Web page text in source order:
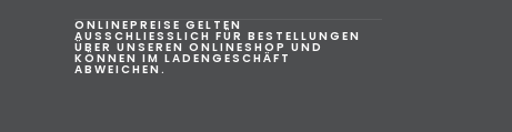
ONLINEPREISE GELTEN
AUSSCHLIESSLICH FÜR BESTELLUNGEN
ÜBER UNSEREN ONLINESHOP UND
KÖNNEN IM LADENGESCHÄFT
ABWEICHEN.